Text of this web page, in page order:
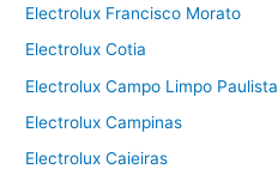
Electrolux Francisco Morato
Electrolux Cotia
Electrolux Campo Limpo Paulista
Electrolux Campinas
Electrolux Caieiras